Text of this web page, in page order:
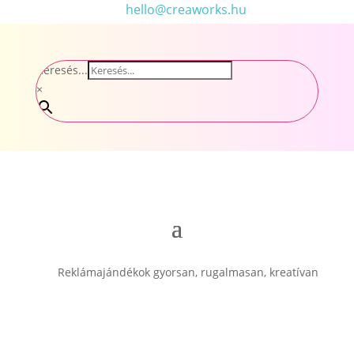
hello@creaworks.hu
Keresés...
×
Reklámajándékok gyorsan, rugalmasan, kreatívan